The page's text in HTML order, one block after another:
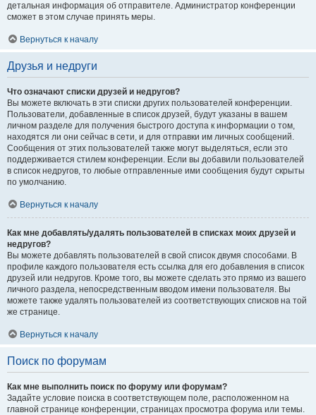
детальная информация об отправителе. Администратор конференции
сможет в этом случае принять меры.
Вернуться к началу
Друзья и недруги
Что означают списки друзей и недругов?
Вы можете включать в эти списки других пользователей конференции.
Пользователи, добавленные в список друзей, будут указаны в вашем
личном разделе для получения быстрого доступа к информации о том,
находятся ли они сейчас в сети, и для отправки им личных сообщений.
Сообщения от этих пользователей также могут выделяться, если это
поддерживается стилем конференции. Если вы добавили пользователей
в список недругов, то любые отправленные ими сообщения будут скрыты
по умолчанию.
Вернуться к началу
Как мне добавлять/удалять пользователей в списках моих друзей и
недругов?
Вы можете добавлять пользователей в свой список двумя способами. В
профиле каждого пользователя есть ссылка для его добавления в список
друзей или недругов. Кроме того, вы можете сделать это прямо из вашего
личного раздела, непосредственным вводом имени пользователя. Вы
можете также удалять пользователей из соответствующих списков на той
же странице.
Вернуться к началу
Поиск по форумам
Как мне выполнить поиск по форуму или форумам?
Задайте условие поиска в соответствующем поле, расположенном на
главной странице конференции, страницах просмотра форума или темы.